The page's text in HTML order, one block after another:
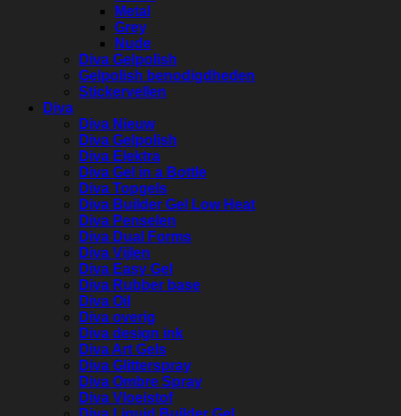
Metal
Grey
Nude
Diva Gelpolish
Gelpolish benodigdheden
Stickervellen
Diva
Diva Nieuw
Diva Gelpolish
Diva Elektra
Diva Gel in a Bottle
Diva Topgels
Diva Builder Gel Low Heat
Diva Penselen
Diva Dual Forms
Diva Vijlen
Diva Easy Gel
Diva Rubber base
Diva Oil
Diva overig
Diva design ink
Diva Art Gels
Diva Glitterspray
Diva Ombre Spray
Diva Vloeistof